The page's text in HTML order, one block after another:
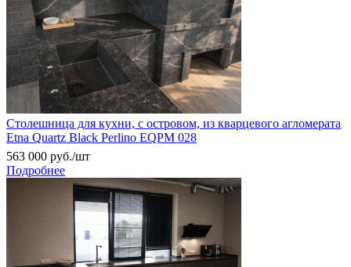
Столешница для кухни, с островом, из кварцевого агломерата
Etna Quartz Black Perlino EQPM 028
563 000 руб./шт
Подробнее